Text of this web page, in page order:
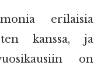
erilaisia
kanssa, ja
on